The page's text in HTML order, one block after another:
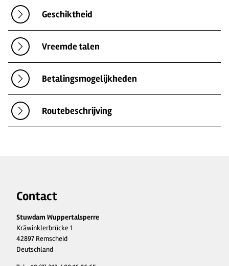
Geschiktheid
Vreemde talen
Betalingsmogelijkheden
Routebeschrijving
Contact
Stuwdam Wuppertalsperre
Kräwinklerbrücke 1
42897 Remscheid
Deutschland